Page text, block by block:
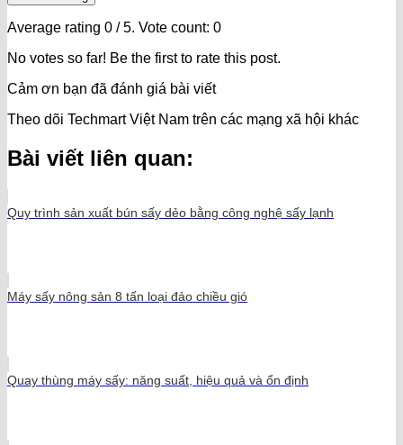
Average rating 0 / 5. Vote count: 0
No votes so far! Be the first to rate this post.
Cảm ơn bạn đã đánh giá bài viết
Theo dõi Techmart Việt Nam trên các mạng xã hội khác
Bài viết liên quan:
Quy trình sản xuất bún sấy dẻo bằng công nghệ sấy lạnh
Máy sấy nông sản 8 tấn loại đảo chiều gió
Quay thùng máy sấy: năng suất, hiệu quả và ổn định